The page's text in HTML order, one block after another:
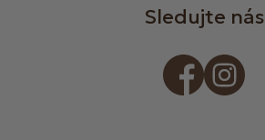
Sledujte nás